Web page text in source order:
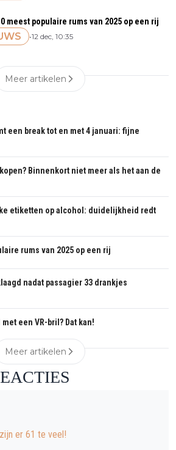
meest populaire rums van 2025 op een rij
•12 dec, 10:35
Meer artikelen
een break tot en met 4 januari: fijne
Binnenkort niet meer als het aan de
etiketten op alcohol: duidelijkheid redt
rums van 2025 op een rij
nadat passagier 33 drankjes
een VR-bril? Dat kan!
Meer artikelen
er 61 te veel!